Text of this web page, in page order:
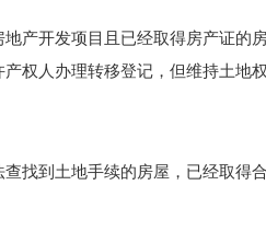
开发项目且已经取得房产证的房
产权人办理转移登记，但维持土地
到土地手续的房屋，已经取得合